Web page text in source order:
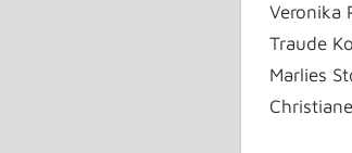
Veronika
Traude
Marlies